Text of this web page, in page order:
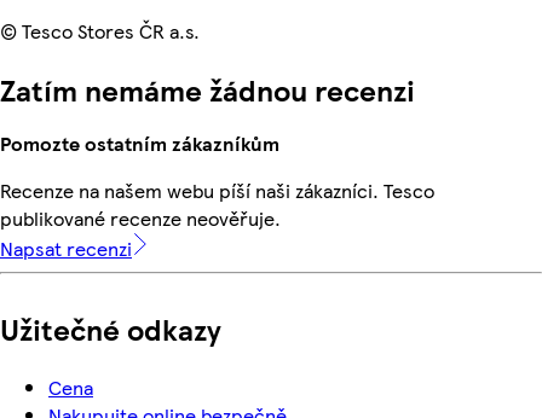
© Tesco Stores ČR a.s.
Zatím nemáme žádnou recenzi
Pomozte ostatním zákazníkům
Recenze na našem webu píší naši zákazníci. Tesco
publikované recenze neověřuje.
Napsat recenzi
Užitečné odkazy
Cena